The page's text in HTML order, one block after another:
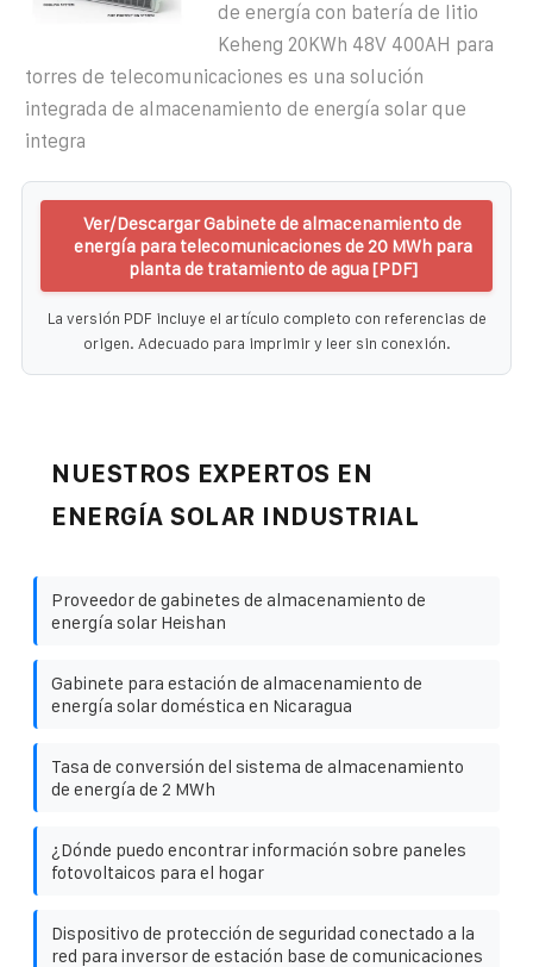
de energía con batería de litio
Keheng 20KWh 48V 400AH para
torres de telecomunicaciones es una solución
integrada de almacenamiento de energía solar que
integra
Ver/Descargar Gabinete de almacenamiento de
energía para telecomunicaciones de 20 MWh para
planta de tratamiento de agua [PDF]
La versión PDF incluye el artículo completo con referencias de
origen. Adecuado para imprimir y leer sin conexión.
NUESTROS EXPERTOS EN
ENERGÍA SOLAR INDUSTRIAL
Proveedor de gabinetes de almacenamiento de
energía solar Heishan
Gabinete para estación de almacenamiento de
energía solar doméstica en Nicaragua
Tasa de conversión del sistema de almacenamiento
de energía de 2 MWh
¿Dónde puedo encontrar información sobre paneles
fotovoltaicos para el hogar
Dispositivo de protección de seguridad conectado a la
red para inversor de estación base de comunicaciones